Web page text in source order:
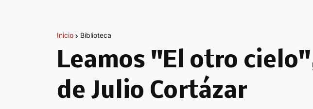
Inicio Biblioteca
Leamos "El otro
de Julio Cortázar